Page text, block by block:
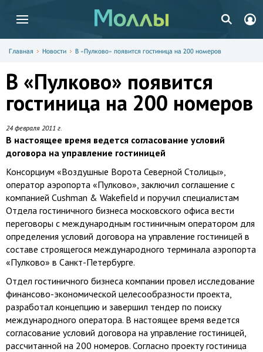
Главная Новости В «Пулково» появится гостиница на 200 номеров
В «Пулково» появится
гостиница на 200 номеров
24 февраля 2011 г.
В настоящее время ведется согласование условий
договора на управление гостиницей
Консорциум «Воздушные Ворота Северной Столицы»,
оператор аэропорта «Пулково», заключил соглашение с
компанией Cushman & Wakefield и поручил специалистам
Отдела гостиничного бизнеса московского офиса вести
переговоры с международным гостиничным оператором для
определения условий договора на управление гостиницей в
составе строящегося международного терминала аэропорта
«Пулково» в Санкт-Петербурге.
Отдел гостиничного бизнеса компании провел исследование
финансово-экономической целесообразности проекта,
разработал концепцию и завершил тендер по поиску
международного оператора. В настоящее время ведется
согласование условий договора на управление гостиницей,
рассчитанной на 200 номеров. Согласно проекту гостиница